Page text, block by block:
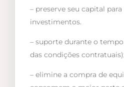
– preserve seu capital
investimentos.
– suporte durante o
das condições contratuais);
– elimine a compra de